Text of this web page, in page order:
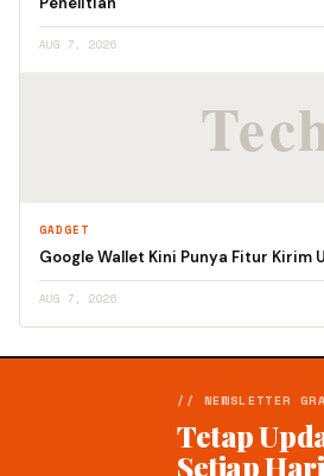
AUG 7, 2026
GADGET
Google Wallet Kini Punya Fitur Kirim
AUG 7, 2026
// NEWSLETTER
Tetap
Setiap Hari